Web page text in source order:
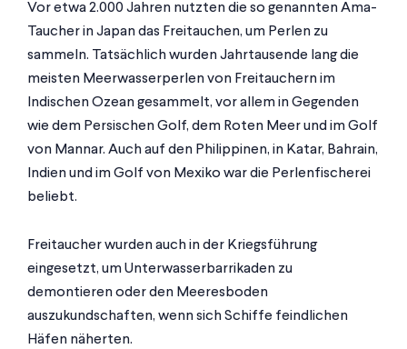
Vor etwa 2.000 Jahren nutzten die so genannten Ama-
Taucher in Japan das Freitauchen, um Perlen zu
sammeln. Tatsächlich wurden Jahrtausende lang die
meisten Meerwasserperlen von Freitauchern im
Indischen Ozean gesammelt, vor allem in Gegenden
wie dem Persischen Golf, dem Roten Meer und im Golf
von Mannar. Auch auf den Philippinen, in Katar, Bahrain,
Indien und im Golf von Mexiko war die Perlenfischerei
beliebt.
Freitaucher wurden auch in der Kriegsführung
eingesetzt, um Unterwasserbarrikaden zu
demontieren oder den Meeresboden
auszukundschaften, wenn sich Schiffe feindlichen
Häfen näherten.